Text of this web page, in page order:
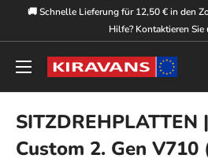
Direkt🚚 Schnelle Lieferung für 12,50 € in den
Hilfe? Kontaktieren Sie
Kiravans
Custom 2. Gen